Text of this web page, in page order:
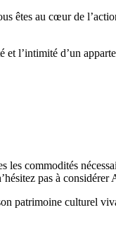
êtes au cœur de
l’intimité d’un
les commodités
pas à
patrimoine culturel